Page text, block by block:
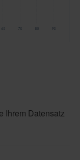
Ihrem Datensatz